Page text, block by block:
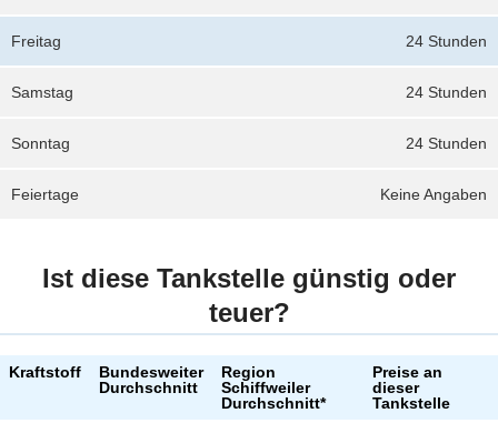
24 Stunden
Freitag
24 Stunden
Samstag
24 Stunden
Sonntag
Keine Angaben
Feiertage
Ist diese Tankstelle günstig oder
teuer?
Kraftstoff
Bundesweiter
Durchschnitt
Region
Schiffweiler
Durchschnitt*
Preise an
dieser
Tankstelle